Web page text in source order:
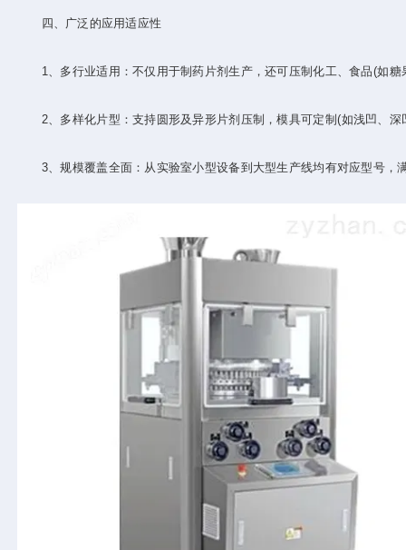
四、广泛的应用适应性‌
‌1、多行业适用‌：不仅用于制药片剂生产，还可压制化工、食品(如糖
‌2、多样化片型‌：支持圆形及异形片剂压制，模具可定制(如浅凹、深
‌3、规模覆盖全面‌：从实验室小型设备到大型生产线均有对应型号，